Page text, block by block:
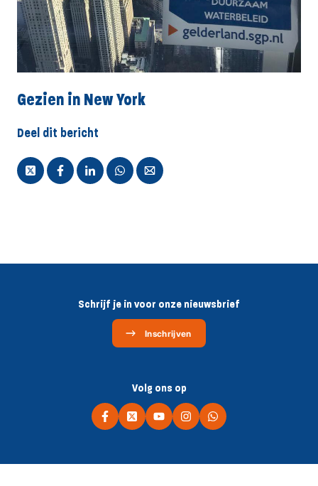
Gezien in New York
Deel dit bericht
Schrijf je in voor onze nieuwsbrief
Inschrijven
Volg ons op